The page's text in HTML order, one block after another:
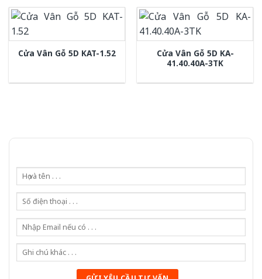
Cửa Vân Gỗ 5D KAT-1.52
Cửa Vân Gỗ 5D KA-
41.40.40A-3TK